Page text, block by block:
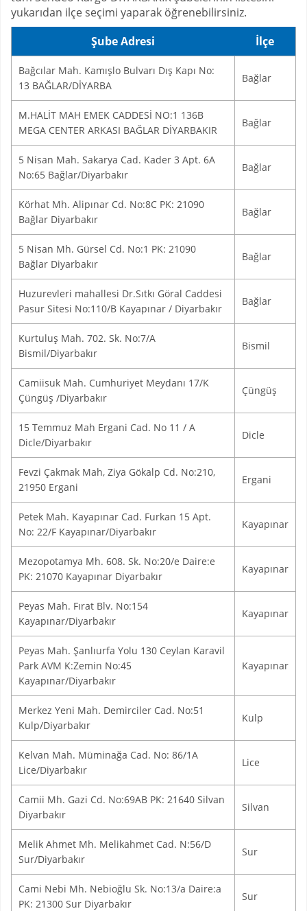
yukarıdan ilçe seçimi yaparak öğrenebilirsiniz.
Şube Adresi
İlçe
Bağcılar Mah. Kamışlo Bulvarı Dış Kapı No:
13 BAĞLAR/DİYARBA
Bağlar
M.HALİT MAH EMEK CADDESİ NO:1 136B
MEGA CENTER ARKASI BAĞLAR DİYARBAKIR
Bağlar
5 Nisan Mah. Sakarya Cad. Kader 3 Apt. 6A
No:65 Bağlar/Diyarbakır
Bağlar
Körhat Mh. Alipınar Cd. No:8C PK: 21090
Bağlar Diyarbakır
Bağlar
5 Nisan Mh. Gürsel Cd. No:1 PK: 21090
Bağlar Diyarbakır
Bağlar
Huzurevleri mahallesi Dr.Sıtkı Göral Caddesi
Pasur Sitesi No:110/B Kayapınar / Diyarbakır
Bağlar
Kurtuluş Mah. 702. Sk. No:7/A
Bismil/Diyarbakır
Bismil
Camiisuk Mah. Cumhuriyet Meydanı 17/K
Çüngüş /Diyarbakır
Çüngüş
15 Temmuz Mah Ergani Cad. No 11 / A
Dicle/Diyarbakır
Dicle
Fevzi Çakmak Mah, Ziya Gökalp Cd. No:210,
21950 Ergani
Ergani
Petek Mah. Kayapınar Cad. Furkan 15 Apt.
No: 22/F Kayapınar/Diyarbakır
Kayapınar
Mezopotamya Mh. 608. Sk. No:20/e Daire:e
PK: 21070 Kayapınar Diyarbakır
Kayapınar
Peyas Mah. Fırat Blv. No:154
Kayapınar/Diyarbakır
Kayapınar
Peyas Mah. Şanlıurfa Yolu 130 Ceylan Karavil
Park AVM K:Zemin No:45
Kayapınar/Diyarbakır
Kayapınar
Merkez Yeni Mah. Demirciler Cad. No:51
Kulp/Diyarbakır
Kulp
Kelvan Mah. Müminağa Cad. No: 86/1A
Lice/Diyarbakır
Lice
Camii Mh. Gazi Cd. No:69AB PK: 21640 Silvan
Diyarbakır
Silvan
Melik Ahmet Mh. Melikahmet Cad. N:56/D
Sur/Diyarbakır
Sur
Cami Nebi Mh. Nebioğlu Sk. No:13/a Daire:a
PK: 21300 Sur Diyarbakır
Sur